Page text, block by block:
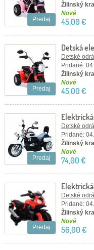
Predaj
Žilinský
Nové
45,00 €
Predaj
Detská
Detské
Pridané:
Žilinský
Nové
45,00 €
Predaj
Detské
Pridané:
Žilinský
Nové
74,00 €
Predaj
Detské
Pridané:
Žilinský
Nové
56,00 €